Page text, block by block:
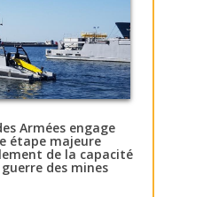
Armées engage
étape majeure
de la capacité
des mines